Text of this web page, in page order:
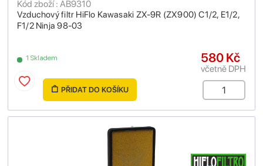
Vzduchový filtr HiFlo Kawasaki ZX-9R (ZX900) C1/2, E1/2,
F1/2 Ninja 98-03
Kód zboží : AB9310
1 Skladem 580 Kč
včetně DPH
PŘIDAT DO KOŠÍKU